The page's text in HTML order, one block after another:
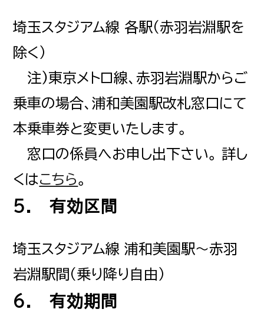
埼玉スタジアム線 各駅（赤羽岩淵駅を
除く）
注)東京メトロ線、赤羽岩淵駅からご
乗車の場合、浦和美園駅改札窓口にて
本乗車券と変更いたします。
窓口の係員へお申し出下さい。 詳し
くはこちら 。
5. 有効区間
埼玉スタジアム線 浦和美園駅～赤羽
岩淵駅間（乗り降り自由）
6. 有効期間